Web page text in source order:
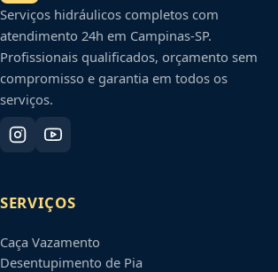
Serviços hidráulicos completos com
atendimento 24h em Campinas-SP.
Profissionais qualificados, orçamento sem
compromisso e garantia em todos os
serviços.
SERVIÇOS
Caça Vazamento
Desentupimento de Pia